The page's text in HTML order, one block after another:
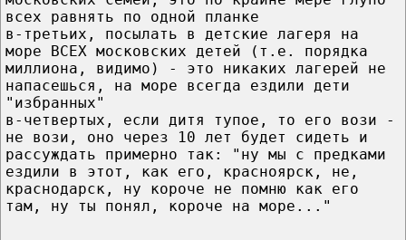
всех равнять по одной планке
в-третьих, посылать в детские лагеря на
море ВСЕХ московских детей (т.е. порядка
миллиона, видимо) - это никаких лагерей не
напасешься, на море всегда ездили дети
"избранных"
в-четвертых, если дитя тупое, то его вози -
не вози, оно через 10 лет будет сидеть и
рассуждать примерно так: "ну мы с предками
ездили в этот, как его, красноярск, не,
краснодарск, ну короче не помню как его
там, ну ты понял, короче на море..."